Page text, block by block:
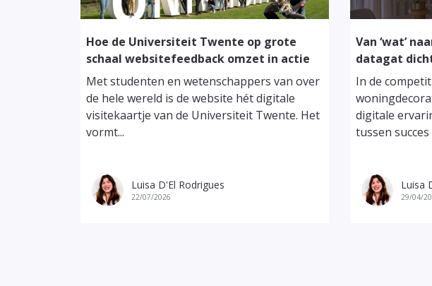
Hoe de Universiteit Twente op grote
schaal websitefeedback omzet in actie
Met studenten en wetenschappers van over
de hele wereld is de website hét digitale
visitekaartje van de Universiteit Twente. Het
vormt...
Luisa D'El Rodrigues
22/07/2026
Van ‘wat’
datagat
In de
digitale
tussen
Luisa
29/04/